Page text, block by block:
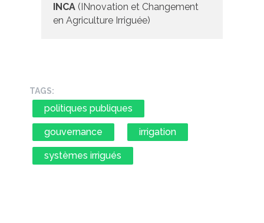
INCA (INnovation et Changement
en Agriculture Irriguée)
TAGS:
politiques publiques
gouvernance irrigation
systèmes irrigués